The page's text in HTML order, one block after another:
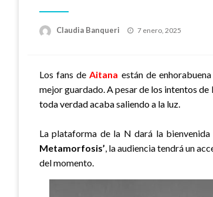
Claudia Banqueri
Publicado
7 enero, 2025
Los fans de Aitana están de
mejor guardado. A pesar de los intentos de
toda verdad acaba saliendo a la luz.
La plataforma de la N dará la
Metamorfosis’, la audiencia tendrá un
del momento.